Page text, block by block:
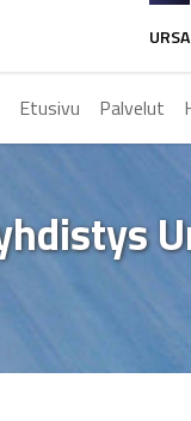
URSA
Etusivu Palvelut